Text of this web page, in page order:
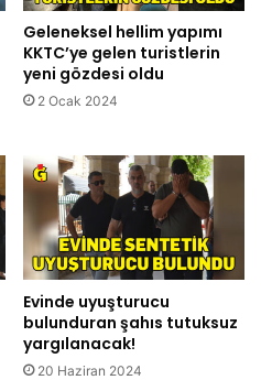
Geleneksel hellim yapımı
KKTC’ye gelen turistlerin
yeni gözdesi oldu
2 Ocak 2024
Evinde uyuşturucu
bulunduran şahıs tutuksuz
yargılanacak!
20 Haziran 2024